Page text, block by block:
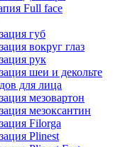
Full face
губ
вокруг глаз
рук
шеи и декольте
для лица
мезовартон
мезоксантин
Filorga
Plinest